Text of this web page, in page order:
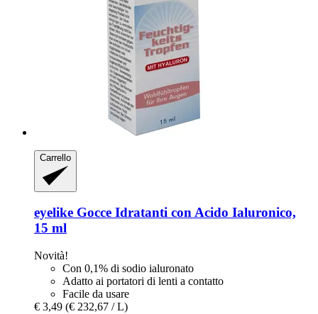
Carrello
eyelike Gocce Idratanti con Acido Ialuronico,
15 ml
Novità!
Con 0,1% di sodio ialuronato
Adatto ai portatori di lenti a contatto
Facile da usare
€ 3,49 (€ 232,67 / L)